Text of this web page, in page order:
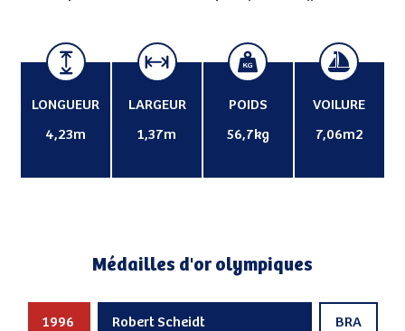
LONGUEUR
4,23m
LARGEUR
1,37m
POIDS
56,7kg
VOILURE
7,06m2
Médailles d'or olympiques
1996 Robert Scheidt BRA